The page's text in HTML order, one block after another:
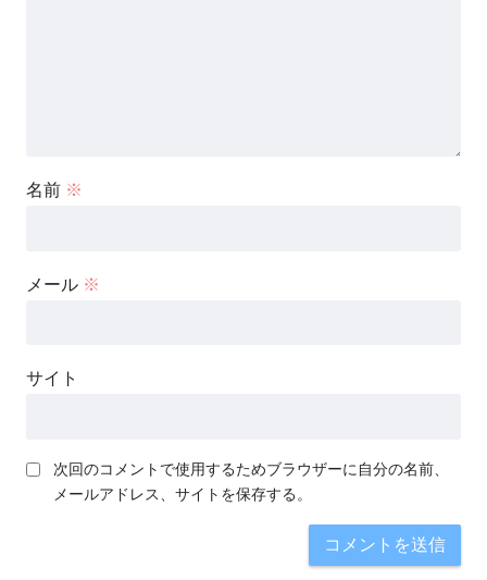
名前 ※
メール ※
サイト
次回のコメントで使用するためブラウザーに自分の名前、
メールアドレス、サイトを保存する。